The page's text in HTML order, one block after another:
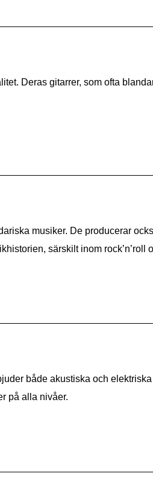
Deras gitarrer, som ofta
musiker. De producerar
särskilt inom rock’n’roll
både akustiska och
på alla nivåer.